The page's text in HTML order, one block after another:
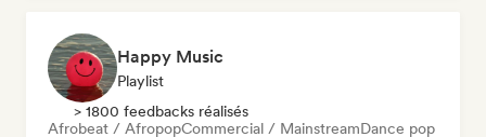
Happy Music
Playlist
> 1800 feedbacks réalisés
Afrobeat / AfropopCommercial / MainstreamDance pop